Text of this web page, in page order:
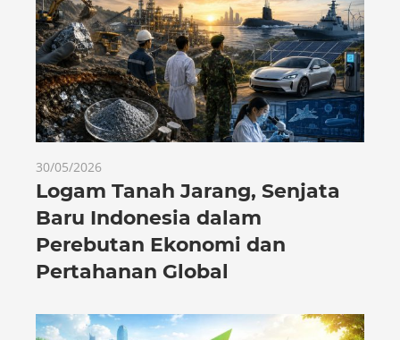
30/05/2026
Logam Tanah Jarang, Senjata
Baru Indonesia dalam
Perebutan Ekonomi dan
Pertahanan Global